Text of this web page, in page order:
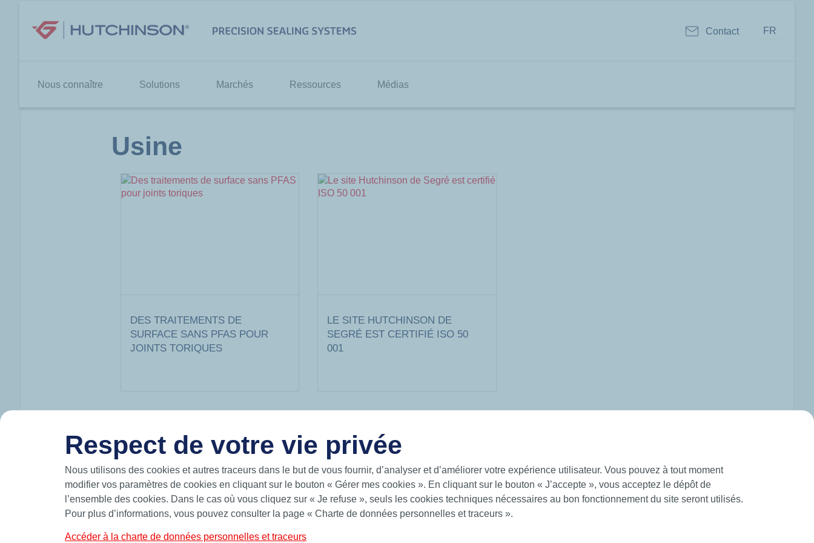
contenu
Contact FR
Nous connaître Solutions Marchés Ressources Médias
Usine
DES TRAITEMENTS DE
SURFACE SANS PFAS POUR
JOINTS TORIQUES
LE SITE HUTCHINSON DE
SEGRÉ EST CERTIFIÉ ISO 50
001
HUTCHINSON EN BREF
Hutchinson conçoit et produit des solutions intelligentes pour un monde en
mouvement et participe à la mobilité du futur sur les mers, sur la terre et dans
les airs.
Fabricant leader d’étanchéité de précision, Hutchinson fournit des solutions
bagues BS et joints de forme.
Documentation
News
Hutchinson.com
Respect de votre vie privée
Nous utilisons des cookies et autres traceurs dans le but de vous fournir, d’analyser et d’améliorer votre expérience utilisateur. Vous pouvez à tout moment
modifier vos paramètres de cookies en cliquant sur le bouton « Gérer mes cookies ». En cliquant sur le bouton « J’accepte », vous acceptez le dépôt de
l’ensemble des cookies. Dans le cas où vous cliquez sur « Je refuse », seuls les cookies techniques nécessaires au bon fonctionnement du site seront utilisés.
Pour plus d’informations, vous pouvez consulter la page « Charte de données personnelles et traceurs ».
Accéder à la charte de données personnelles et traceurs